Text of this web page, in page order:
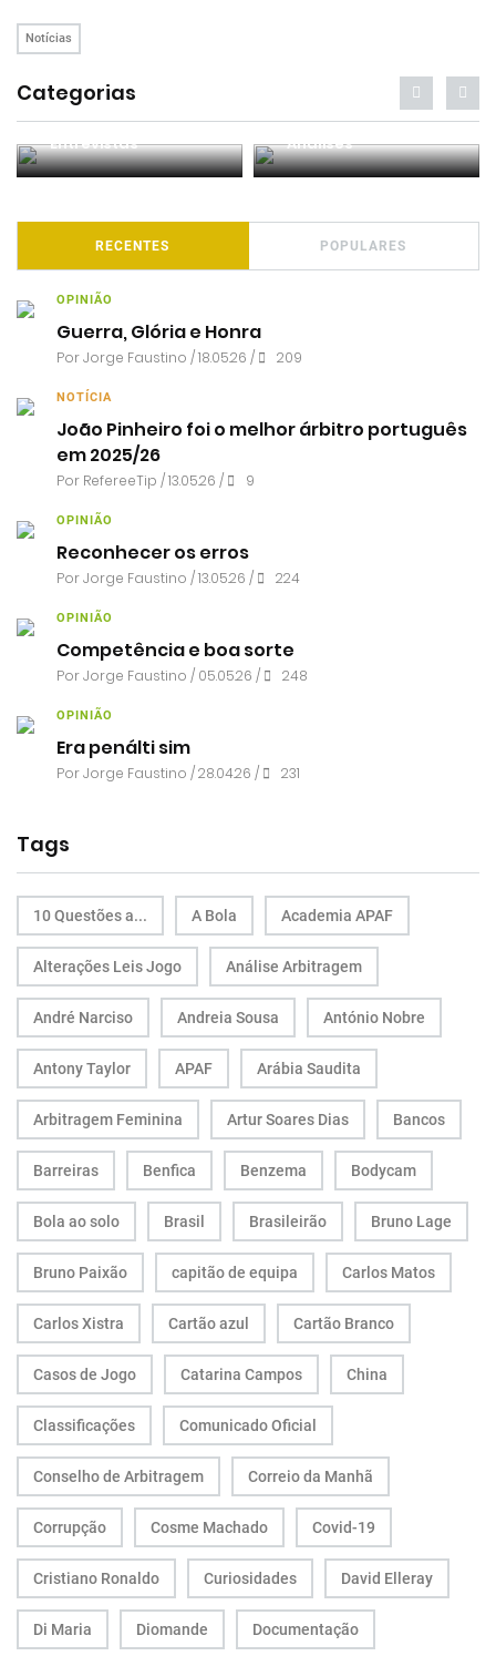
Notícias
Categorias
Entrevistas Análises
RECENTES POPULARES
OPINIÃO
Guerra, Glória e Honra
PorJorge Faustino / 18.05.26 / 209
NOTÍCIA
João Pinheiro foi o melhor árbitro português
em 2025/26
Por RefereeTip / 13.05.26 / 9
OPINIÃO
Reconhecer os erros
PorJorge Faustino / 13.05.26 / 224
OPINIÃO
Competência e boa sorte
PorJorge Faustino / 05.05.26 / 248
OPINIÃO
Era penálti sim
PorJorge Faustino / 28.04.26 / 231
Tags
10 Questões a... A Bola Academia APAF
Alterações Leis Jogo Análise Arbitragem
André Narciso Andreia Sousa António Nobre
Antony Taylor APAF Arábia Saudita
Arbitragem Feminina Artur Soares Dias Bancos
Barreiras Benfica Benzema Bodycam
Bola ao solo Brasil Brasileirão Bruno Lage
Bruno Paixão capitão de equipa Carlos Matos
Carlos Xistra Cartão azul Cartão Branco
Casos de Jogo Catarina Campos China
Classificações Comunicado Oficial
Conselho de Arbitragem Correio da Manhã
Corrupção Cosme Machado Covid-19
Cristiano Ronaldo Curiosidades David Elleray
Di Maria Diomande Documentação